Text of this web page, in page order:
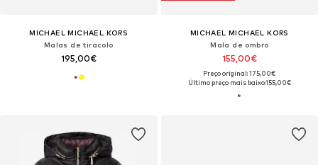
MICHAEL MICHAEL KORS
Malas de tiracolo
195,00€
MICHAEL MICHAEL KORS
Mala de ombro
155,00€
Preço original: 175,00€
Último preço mais baixo:155,00€